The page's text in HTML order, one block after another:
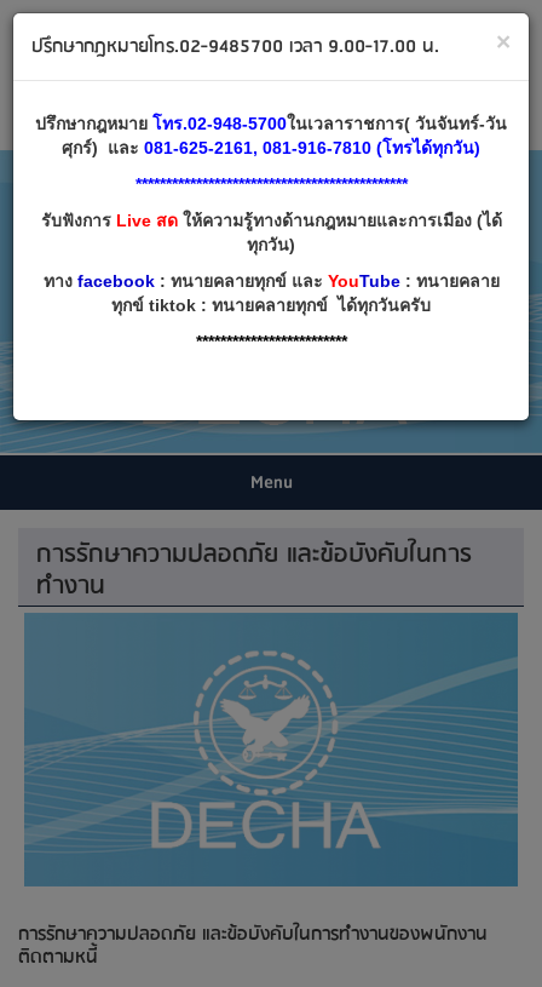
Email:decha007@decha.com
เข้าสู่ระบบ สมัครสมาชิก
Menu
การรักษาความปลอดภัย และข้อบังคับในการ
ทำงาน
การรักษาความปลอดภัย และข้อบังคับในการทำงานของพนักงาน
ติดตามหนี้
×
ปรึกษากฎหมายโทร.02-9485700 เวลา 9.00-17.00 น.
ปรึกษากฎหมาย โทร.02-948-5700ในเวลาราชการ( วันจันทร์-วัน
ศุกร์) และ 081-625-2161, 081-916-7810 (โทรได้ทุกวัน)
*********************************************
รับฟังการLive สดให้ความรู้ทางด้านกฎหมายและการเมือง (ได้
ทุกวัน)
ทาง facebook: ทนายคลายทุกข์ และ YouTube: ทนายคลาย
ทุกข์ tiktok : ทนายคลายทุกข์ ได้ทุกวันครับ
*************************